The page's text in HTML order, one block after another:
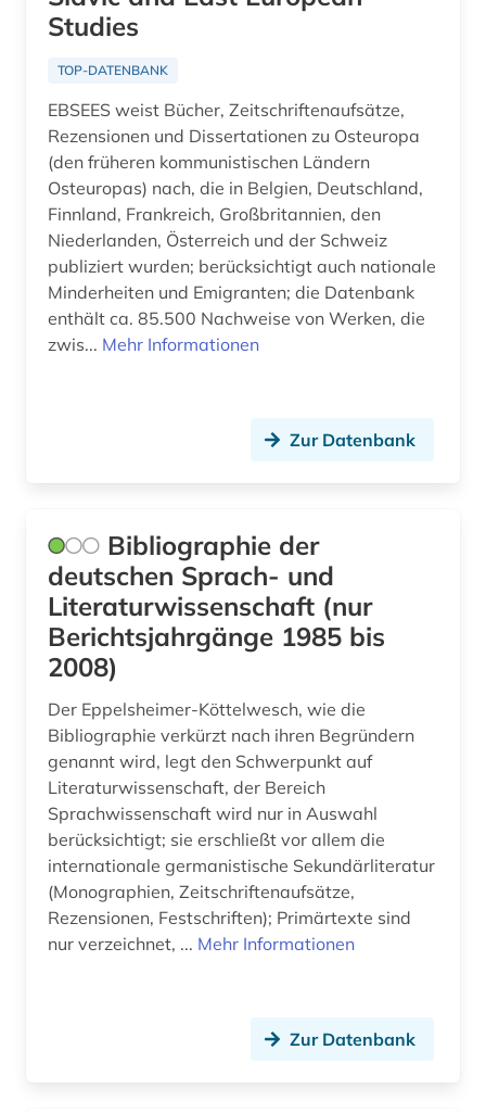
gymnasiallehrer; hochschullehrer; dramatiker;
dramatiker (1)
buchgeschichte &amp;lt;fach&amp;gt; (1)
buchhandel (4)
buchrolle (1)
buchwesen (4)
byzantinisches reich (1)
byzanz (1)
böhmen (2)
cad (1)
carl philipp emanuel (2)
cd-rom (1)
charles (1)
chemie (29)
chemische reaktion (1)
Ostmitteleuropa (4)
Polen (8)
Portugal (3)
Rumänien (3)
Russland, Sowjetunion (9)
Schweden (1)
Spanien (6)
Suedamerika (6)
Suedasien (1)
Suedosteuropa (4)
Thueringen (1)
Tschechische Republik (9)
Tuerkei (2)
USA (11)
Ukraine (6)
Studies
TOP-DATENBANK
EBSEES weist Bücher, Zeitschriftenaufsätze,
Rezensionen und Dissertationen zu Osteuropa
(den früheren kommunistischen Ländern
Osteuropas) nach, die in Belgien, Deutschland,
Finnland, Frankreich, Großbritannien, den
Niederlanden, Österreich und der Schweiz
publiziert wurden; berücksichtigt auch nationale
Minderheiten und Emigranten; die Datenbank
enthält ca. 85.500 Nachweise von Werken, die
zwis... Mehr Informationen
Zur Datenbank
Bibliographie der
deutschen Sprach- und
Literaturwissenschaft (nur
Berichtsjahrgänge 1985 bis
2008)
Der Eppelsheimer-Köttelwesch, wie die
Bibliographie verkürzt nach ihren Begründern
genannt wird, legt den Schwerpunkt auf
Literaturwissenschaft, der Bereich
Sprachwissenschaft wird nur in Auswahl
berücksichtigt; sie erschließt vor allem die
internationale germanistische Sekundärliteratur
(Monographien, Zeitschriftenaufsätze,
Rezensionen, Festschriften); Primärtexte sind
nur verzeichnet, ... Mehr Informationen
Zur Datenbank